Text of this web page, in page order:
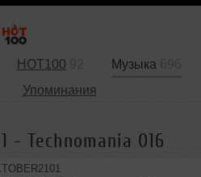
HOT100 Музыка
Упоминания
- Technomania 016